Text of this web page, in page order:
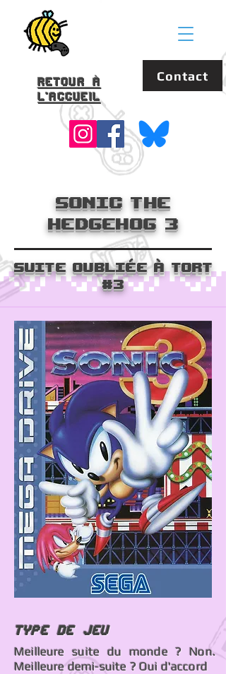
Contact
Retour à
l'accueil
Sonic the
Hedgehog 3
Suite Oubliée à tort
#3
Type de jeu
Meilleure suite du monde ? Non.
Meilleure demi-suite ? Oui d'accord